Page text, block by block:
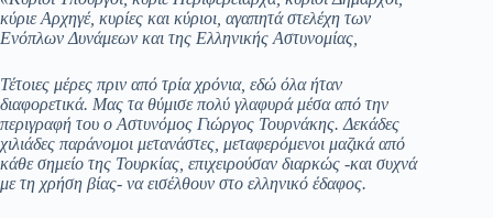
κύριε Αρχηγέ, κυρίες και κύριοι, αγαπητά στελέχη των
Ενόπλων Δυνάμεων και της Ελληνικής Αστυνομίας,
Τέτοιες μέρες πριν από τρία χρόνια, εδώ όλα ήταν
διαφορετικά. Μας τα θύμισε πολύ γλαφυρά μέσα από την
περιγραφή του ο Αστυνόμος Γιώργος Τουρνάκης. Δεκάδες
χιλιάδες παράνομοι μετανάστες, μεταφερόμενοι μαζικά από
κάθε σημείο της Τουρκίας, επιχειρούσαν διαρκώς -και συχνά
με τη χρήση βίας- να εισέλθουν στο ελληνικό έδαφος.